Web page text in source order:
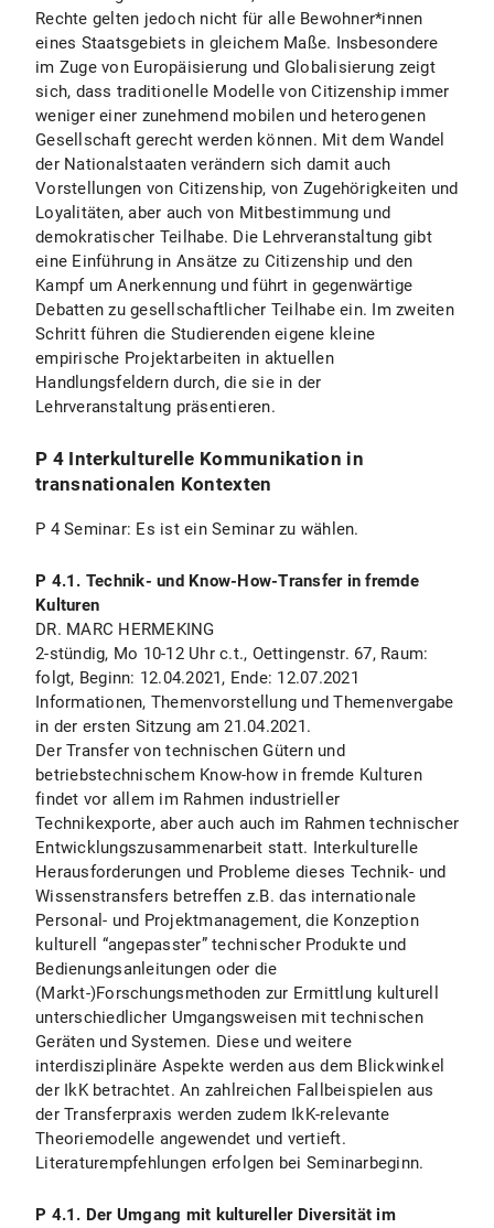
Rechte gelten jedoch nicht für alle Bewohner*innen
eines Staatsgebiets in gleichem Maße. Insbesondere
im Zuge von Europäisierung und Globalisierung zeigt
sich, dass traditionelle Modelle von Citizenship immer
weniger einer zunehmend mobilen und heterogenen
Gesellschaft gerecht werden können. Mit dem Wandel
der Nationalstaaten verändern sich damit auch
Vorstellungen von Citizenship, von Zugehörigkeiten und
Loyalitäten, aber auch von Mitbestimmung und
demokratischer Teilhabe. Die Lehrveranstaltung gibt
eine Einführung in Ansätze zu Citizenship und den
Kampf um Anerkennung und führt in gegenwärtige
Debatten zu gesellschaftlicher Teilhabe ein. Im zweiten
Schritt führen die Studierenden eigene kleine
empirische Projektarbeiten in aktuellen
Handlungsfeldern durch, die sie in der
Lehrveranstaltung präsentieren.
P 4 Interkulturelle Kommunikation in
transnationalen Kontexten
P 4 Seminar: Es ist ein Seminar zu wählen.
P 4.1. Technik- und Know-How-Transfer in fremde
Kulturen
DR. MARC HERMEKING
2-stündig, Mo 10-12 Uhr c.t., Oettingenstr. 67, Raum:
folgt, Beginn: 12.04.2021, Ende: 12.07.2021
Informationen, Themenvorstellung und Themenvergabe
in der ersten Sitzung am 21.04.2021.
Der Transfer von technischen Gütern und
betriebstechnischem Know-how in fremde Kulturen
findet vor allem im Rahmen industrieller
Technikexporte, aber auch auch im Rahmen technischer
Entwicklungszusammenarbeit statt. Interkulturelle
Herausforderungen und Probleme dieses Technik- und
Wissenstransfers betreffen z.B. das internationale
Personal- und Projektmanagement, die Konzeption
kulturell “angepasster” technischer Produkte und
Bedienungsanleitungen oder die
(Markt-)Forschungsmethoden zur Ermittlung kulturell
unterschiedlicher Umgangsweisen mit technischen
Geräten und Systemen. Diese und weitere
interdisziplinäre Aspekte werden aus dem Blickwinkel
der IkK betrachtet. An zahlreichen Fallbeispielen aus
der Transferpraxis werden zudem IkK-relevante
Theoriemodelle angewendet und vertieft.
Literaturempfehlungen erfolgen bei Seminarbeginn.
P 4.1. Der Umgang mit kultureller Diversität im